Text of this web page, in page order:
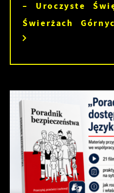
– Uroczyste
Świerżach